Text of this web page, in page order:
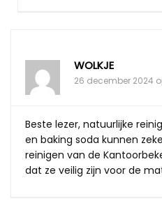
WOLKJE
26 december 2024
Beste lezer, natuurlijke
en baking soda kunnen
reinigen van de
dat ze veilig zijn voor de